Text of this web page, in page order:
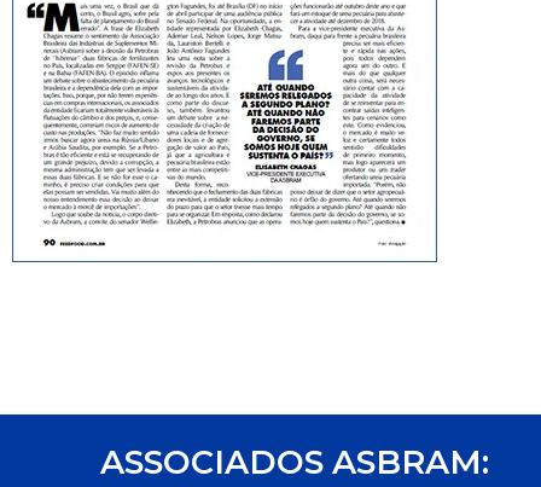
ASSOCIADOS ASBRAM: